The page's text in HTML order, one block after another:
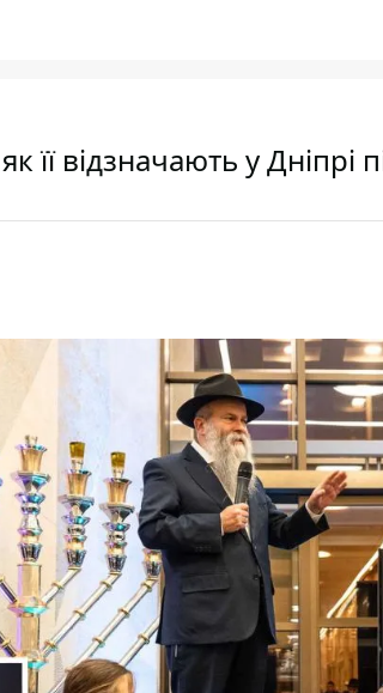
її відзначають у Дніпрі